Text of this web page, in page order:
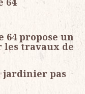
64 propose un
travaux de
jardinier pas